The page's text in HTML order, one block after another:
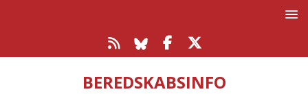
BEREDSKABSINFO